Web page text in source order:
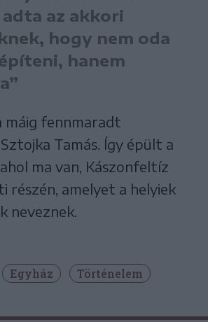
az akkori
hogy nem oda
hanem
máig fennmaradt
Tamás. Így épült a
ma van, Kászonfeltíz
részén, amelyet a helyiek
neveznek.
Egyház Történelem